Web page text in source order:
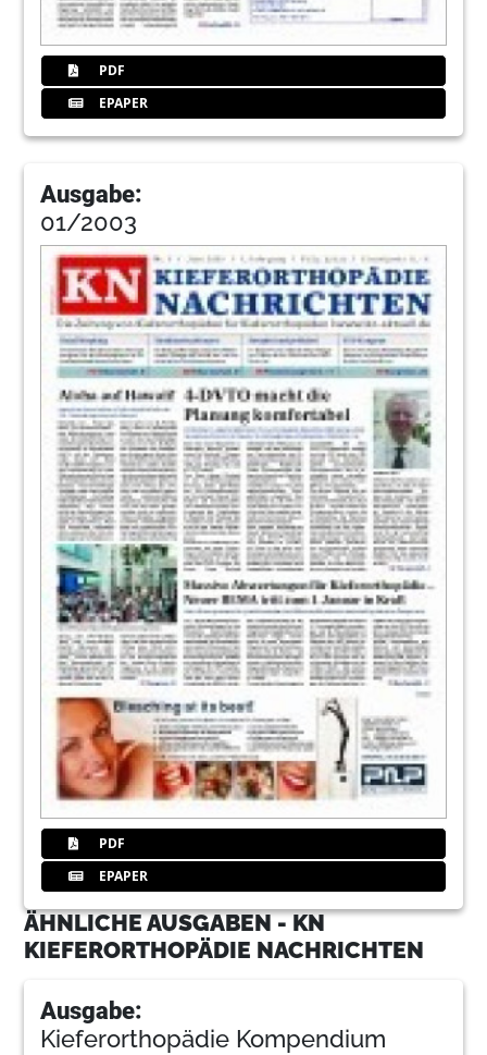
PDF
EPAPER
Ausgabe:
01/2003
PDF
EPAPER
ÄHNLICHE AUSGABEN - KN
KIEFERORTHOPÄDIE NACHRICHTEN
Ausgabe:
Kieferorthopädie Kompendium